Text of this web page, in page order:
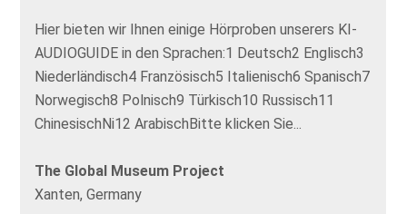
Hier bieten wir Ihnen einige Hörproben unserers KI-
AUDIOGUIDE in den Sprachen:1 Deutsch2 Englisch3
Niederländisch4 Französisch5 Italienisch6 Spanisch7
Norwegisch8 Polnisch9 Türkisch10 Russisch11
ChinesischNi12 ArabischBitte klicken Sie...
The Global Museum Project
Xanten, Germany